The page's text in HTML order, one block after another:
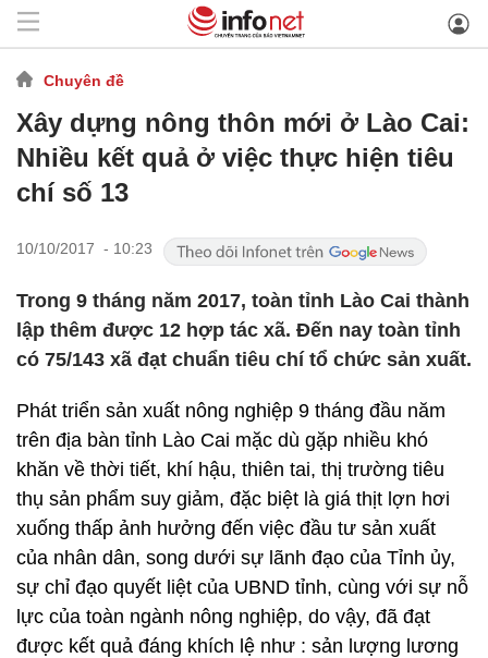
Chuyên đề
Xây dựng nông thôn mới ở Lào Cai:
Nhiều kết quả ở việc thực hiện tiêu
chí số 13
10/10/2017 - 10:23
Trong 9 tháng năm 2017, toàn tỉnh Lào Cai thành
lập thêm được 12 hợp tác xã. Đến nay toàn tỉnh
có 75/143 xã đạt chuẩn tiêu chí tổ chức sản xuất.
Phát triển sản xuất nông nghiệp 9 tháng đầu năm
trên địa bàn tỉnh Lào Cai mặc dù gặp nhiều khó
khăn về thời tiết, khí hậu, thiên tai, thị trường tiêu
thụ sản phẩm suy giảm, đặc biệt là giá thịt lợn hơi
xuống thấp ảnh hưởng đến việc đầu tư sản xuất
của nhân dân, song dưới sự lãnh đạo của Tỉnh ủy,
sự chỉ đạo quyết liệt của UBND tỉnh, cùng với sự nỗ
lực của toàn ngành nông nghiệp, do vậy, đã đạt
được kết quả đáng khích lệ như : sản lượng lương